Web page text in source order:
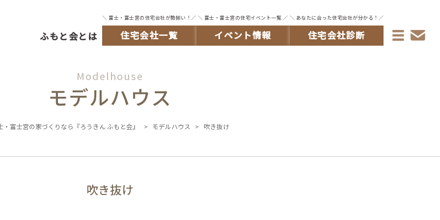
ふもと会とは
＼ 富士・富士宮の住宅会社が勢揃い！／
住宅会社一覧
＼ 富士・富士宮の住宅イベント一覧 ／
イベント情報
＼ あなたに合った住宅会社が分かる！／
住宅会社診断
Modelhouse
モデルハウス
・富士宮の家づくりなら『ろうきん ふもと会』 > モデルハウス > 吹き抜け
吹き抜け